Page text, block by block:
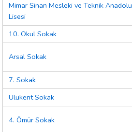
Mimar Sinan Mesleki ve Teknik Anadolu
Lisesi
10. Okul Sokak
Arsal Sokak
7. Sokak
Ulukent Sokak
4. Ömür Sokak